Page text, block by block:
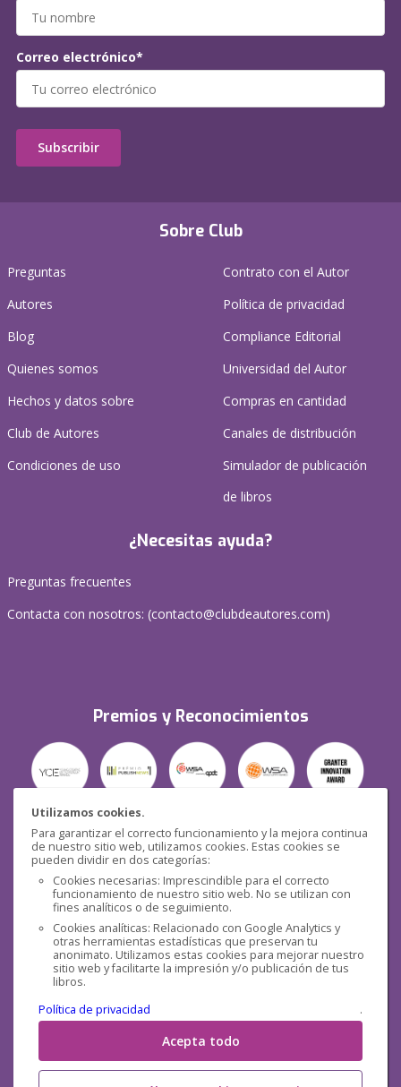
Utilizamos cookies.
Para garantizar el correcto funcionamiento y la mejora continua
de nuestro sitio web, utilizamos cookies. Estas cookies se
pueden dividir en dos categorías:
Cookies necesarias: Imprescindible para el correcto
funcionamiento de nuestro sitio web. No se utilizan con
fines analíticos o de seguimiento.
Cookies analíticas: Relacionado con Google Analytics y
otras herramientas estadísticas que preservan tu
anonimato. Utilizamos estas cookies para mejorar nuestro
sitio web y facilitarte la impresión y/o publicación de tus
libros.
Política de privacidad
.
Acepta todo
Sobre Club
Preguntas
Autores
Blog
Quienes somos
Hechos y datos sobre
Club de Autores
Condiciones de uso
Contrato con el Autor
Política de privacidad
Compliance Editorial
Universidad del Autor
Compras en cantidad
Canales de distribución
Simulador de publicación
de libros
¿Necesitas ayuda?
Preguntas frecuentes
Contacta con nosotros: (contacto@clubdeautores.com)
Premios y Reconocimientos
Seguridad
Redes sociales
Correo electrónico*
Subscribir